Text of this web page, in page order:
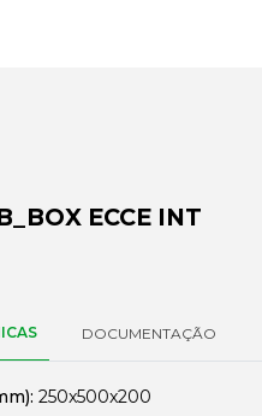
ECCE INT
DOCUMENTAÇÃO
250x500x200